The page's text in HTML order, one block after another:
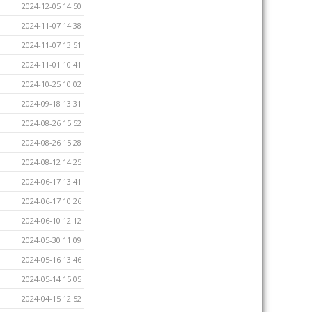
2024-12-05 14:50
2024-11-07 14:38
2024-11-07 13:51
2024-11-01 10:41
2024-10-25 10:02
2024-09-18 13:31
2024-08-26 15:52
2024-08-26 15:28
2024-08-12 14:25
2024-06-17 13:41
2024-06-17 10:26
2024-06-10 12:12
2024-05-30 11:09
2024-05-16 13:46
2024-05-14 15:05
2024-04-15 12:52